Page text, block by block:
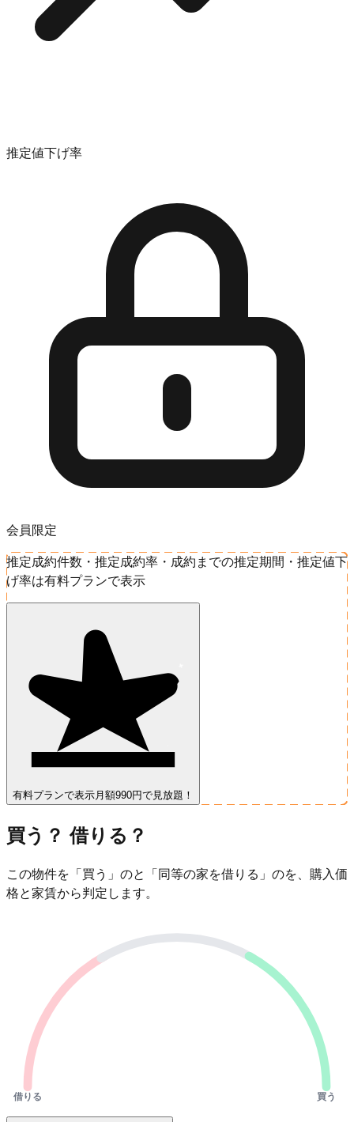
推定値下げ率
会員限定
推定成約件数・推定成約率・成約までの推定期間・推定値下
げ率は有料プランで表示
有料プランで表示 月額990円で見放題！
買う？ 借りる？
この物件を「買う」のと「同等の家を借りる」のを、購入価
格と家賃から判定します。
借りる 買う